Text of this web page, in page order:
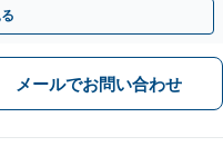
メールでお問い合わせ